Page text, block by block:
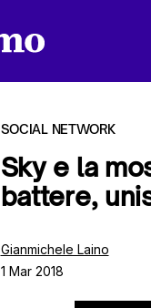
SOCIAL NETWORK
Sky e la
battere,
Gianmichele Laino
1 Mar 2018